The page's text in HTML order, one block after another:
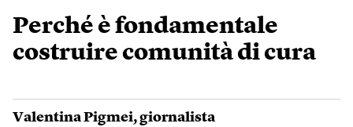
Perché è fondamentale
costruire comunità di cura
Valentina Pigmei, giornalista